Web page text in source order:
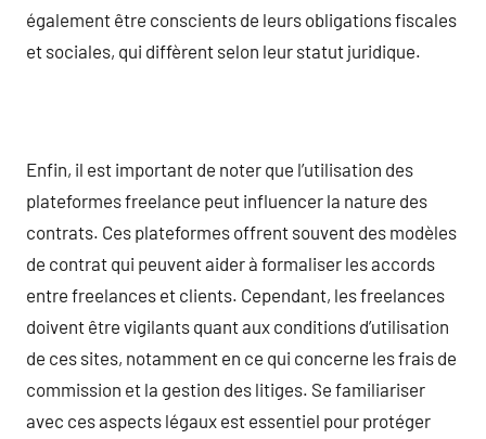
également être conscients de leurs obligations fiscales
et sociales, qui diffèrent selon leur statut juridique.
Enfin, il est important de noter que l’utilisation des
plateformes freelance peut influencer la nature des
contrats. Ces plateformes offrent souvent des modèles
de contrat qui peuvent aider à formaliser les accords
entre freelances et clients. Cependant, les freelances
doivent être vigilants quant aux conditions d’utilisation
de ces sites, notamment en ce qui concerne les frais de
commission et la gestion des litiges. Se familiariser
avec ces aspects légaux est essentiel pour protéger